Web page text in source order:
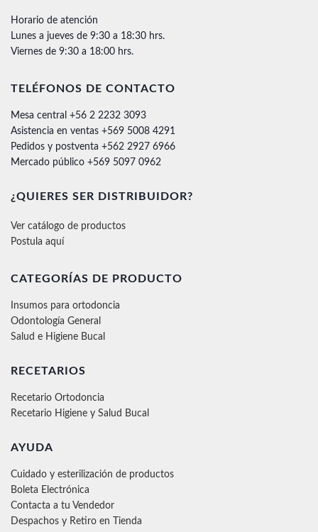
Horario de atención
Lunes a jueves de 9:30 a 18:30 hrs.
Viernes de 9:30 a 18:00 hrs.
TELÉFONOS DE CONTACTO
Mesa central +56 2 2232 3093
Asistencia en ventas +569 5008 4291
Pedidos y postventa +562 2927 6966
Mercado público +569 5097 0962
¿QUIERES SER DISTRIBUIDOR?
Ver catálogo de productos
Postula aquí
CATEGORÍAS DE PRODUCTO
Insumos para ortodoncia
Odontología General
Salud e Higiene Bucal
RECETARIOS
Recetario Ortodoncia
Recetario Higiene y Salud Bucal
AYUDA
Cuidado y esterilización de productos
Boleta Electrónica
Contacta a tu Vendedor
Despachos y Retiro en Tienda